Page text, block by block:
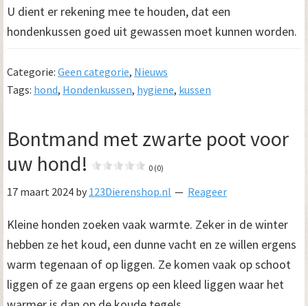
U dient er rekening mee te houden, dat een
hondenkussen goed uit gewassen moet kunnen worden.
Categorie: Geen categorie, Nieuws
Tags: hond, Hondenkussen, hygiene, kussen
Bontmand met zwarte poot voor
uw hond!
0 (0)
17 maart 2024 by 123Dierenshop.nl Reageer
Kleine honden zoeken vaak warmte. Zeker in de winter
hebben ze het koud, een dunne vacht en ze willen ergens
warm tegenaan of op liggen. Ze komen vaak op schoot
liggen of ze gaan ergens op een kleed liggen waar het